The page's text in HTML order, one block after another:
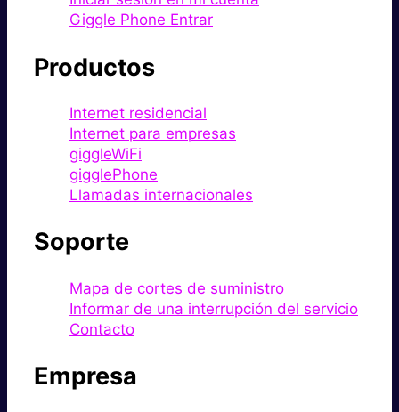
Giggle Phone Entrar
Productos
Internet residencial
Internet para empresas
giggleWiFi
gigglePhone
Llamadas internacionales
Soporte
Mapa de cortes de suministro
Informar de una interrupción del servicio
Contacto
Empresa